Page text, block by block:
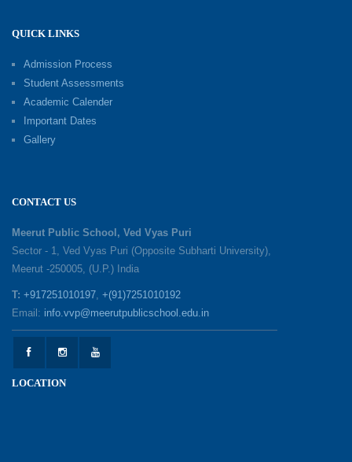
09-06-2026
25-05-2026
1857 Uprising Youth Awareness Program
Ceremony 2026
QUICK LINKS
Admission Process
Student Assessments
Academic Calender
Important Dates
Gallery
CONTACT US
Meerut Public School, Ved Vyas Puri
Sector - 1, Ved Vyas Puri (Opposite Subharti University),
Meerut -250005, (U.P.) India
T: +917251010197, +(91)7251010192
Email: info.vvp@meerutpublicschool.edu.in
LOCATION